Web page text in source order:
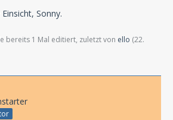
Sonny.
bereits 1 Mal editiert, zuletzt von ello (22.